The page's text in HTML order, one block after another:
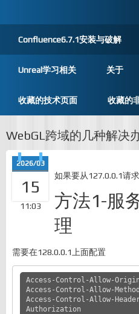
Confluence6.7.1安装与破解
Unreal学习相关 关于
收藏的技术页面 收藏的
WebGL跨域的几种解决
2026/03
15
11:03
如果要从127.0.0.1请
方法1-服
理
需要在128.0.0.1上面配置
Access-Control-Allow-
Access-Control-Allow-
Access-Control-Allow-
Authorization